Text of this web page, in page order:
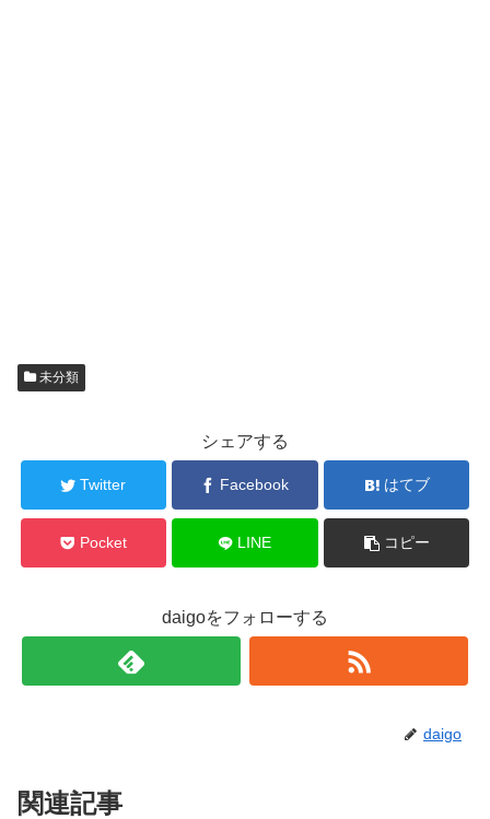
未分類
シェアする
Twitter Facebook はてブ
Pocket LINE コピー
daigoをフォローする
daigo
関連記事